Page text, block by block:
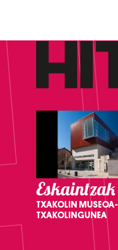
Eskaintzak
TXAKOLIN MUSEOA-
TXAKOLINGUNEA